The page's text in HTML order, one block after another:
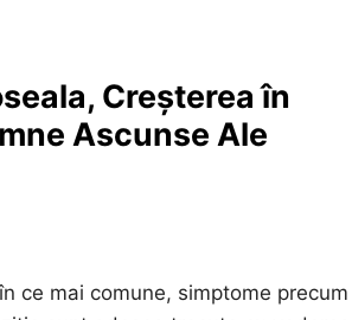
Creșterea în
Ascunse Ale
ce mai comune, simptome precum